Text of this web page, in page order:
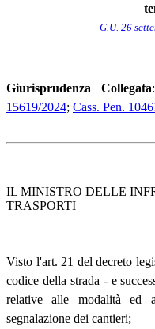
G.U. 26
Giurisprudenza Collegata
15619/2024; Cass. Pen.
IL MINISTRO DELLE
TRASPORTI
Visto l'art. 21 del decreto
codice della strada - e
relative alle modalità ed
segnalazione dei cantieri;